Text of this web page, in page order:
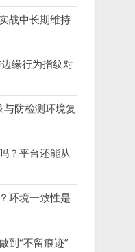
战中长期维持
缘行为指纹对
防检测环境复
？平台还能从
环境一致性是
到“不留痕迹”